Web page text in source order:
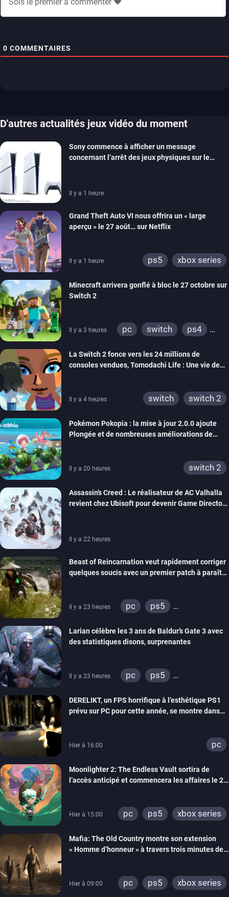
0 COMMENTAIRES
D'autres actualités jeux vidéo du moment
Sony commence à afficher un message
concernant l’arrêt des jeux physiques sur le
Il y a 1 heure
Grand Theft Auto VI nous offrira un « large
aperçu » le 27 août… sur Netflix
Il y a 1 heure ps5 xbox series
Minecraft arrivera gonflé à bloc le 27 octobre sur
Switch 2
Il y a 3 heures pc switch
ps4
wiiu
3ds
ps3
xbox 360
switch 2
La Switch 2 fonce vers les 24 millions de
consoles vendues, Tomodachi Life : Une vie de
Il y a 4 heures switch switch 2
Pokémon Pokopia : la mise à jour 2.0.0 ajoute
Plongée et de nombreuses améliorations de
Il y a 20 heures switch 2
Assassin’s Creed : Le réalisateur de AC Valhalla
revient chez Ubisoft pour devenir Game Director
Il y a 22 heures
Beast of Reincarnation veut rapidement corriger
quelques soucis avec un premier patch à paraître
Il y a 23 heures pc
ps5
Larian célèbre les 3 ans de Baldur’s Gate 3 avec
des statistiques disons, surprenantes
Il y a 23 heures pc
ps5
DERELIKT, un FPS horrifique à l’esthétique PS1
prévu sur PC pour cette année, se montre dans
Hier à 16:00 pc
Moonlighter 2: The Endless Vault sortira de
l’accès anticipé et commencera les affaires le 2
Hier à 15:00 pc ps5 xbox series
Mafia: The Old Country montre son extension
« Homme d’honneur » à travers trois minutes de
Hier à 09:00 pc ps5 xbox series